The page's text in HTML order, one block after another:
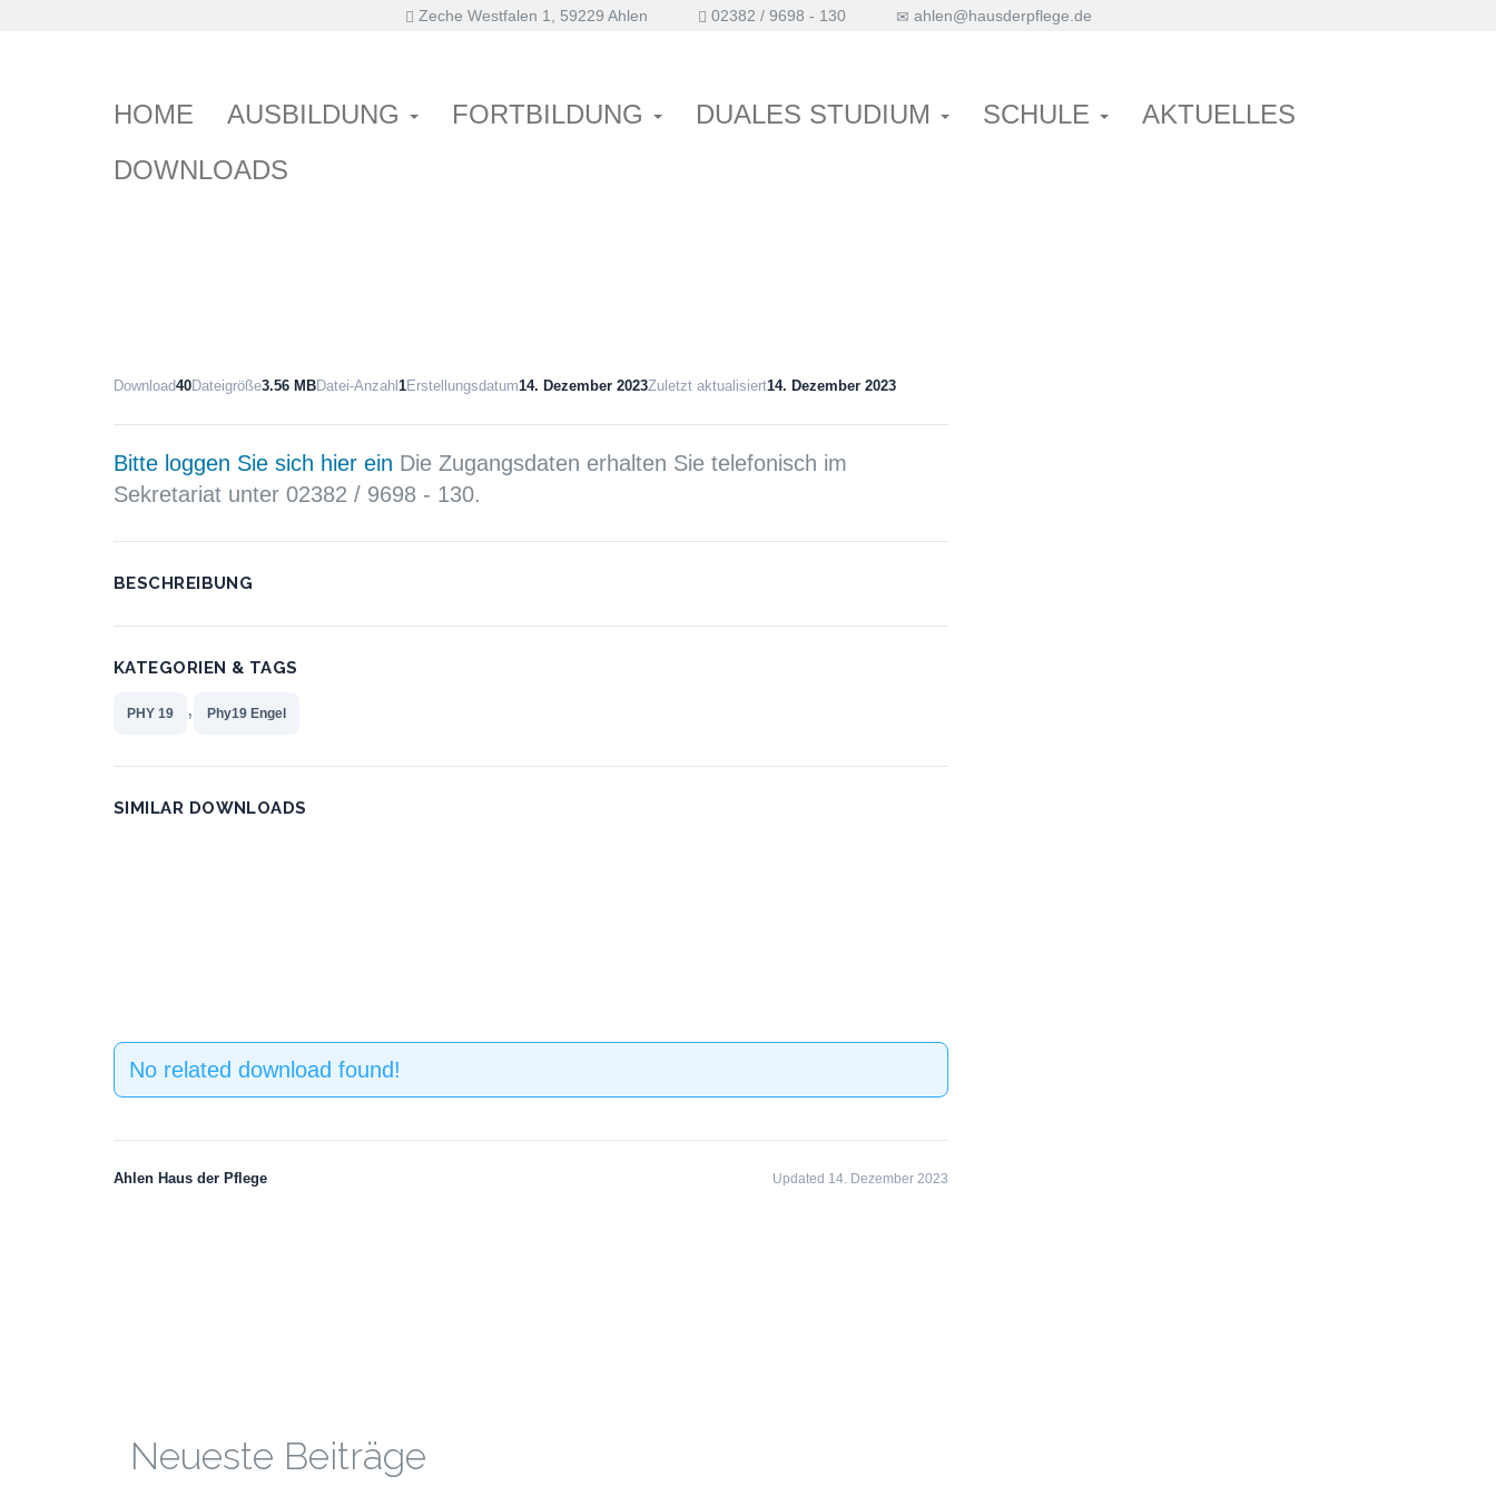
Zeche Westfalen 1, 59229 Ahlen 02382 / 9698 - 130 ahlen@hausderpflege.de
HOME AUSBILDUNG FORTBILDUNG DUALES STUDIUM SCHULE
AKTUELLES
DOWNLOADS
Download40Dateigröße3.56 MBDatei-Anzahl 1Erstellungsdatum14. Dezember 2023Zuletzt aktualisiert14. Dezember 2023
Bitte loggen Sie sich hier ein Die Zugangsdaten erhalten Sie telefonisch im
Sekretariat unter 02382 / 9698 - 130.
BESCHREIBUNG
KATEGORIEN & TAGS
PHY 19 , Phy19 Engel
SIMILAR DOWNLOADS
No related download found!
Ahlen Haus der Pflege Updated 14. Dezember 2023
Neueste Beiträge